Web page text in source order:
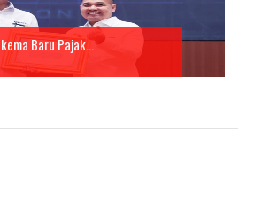
Baru Pajak...